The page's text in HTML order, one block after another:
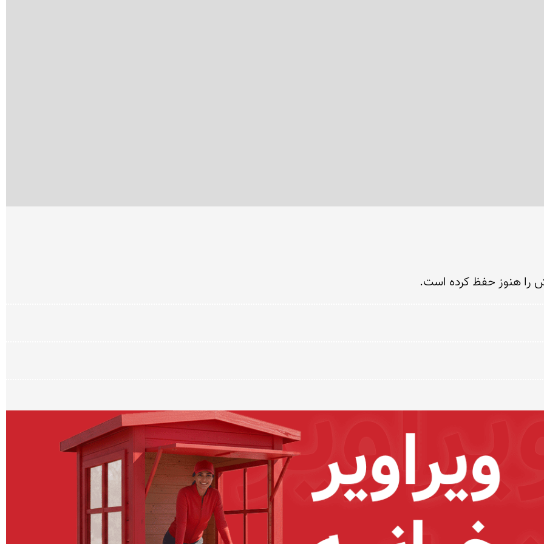
را هنوز حفظ کرده است.